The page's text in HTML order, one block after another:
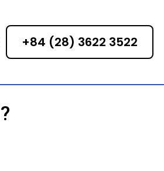
+84 (28) 3622 3522